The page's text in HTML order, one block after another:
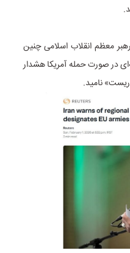
معظم انقلاب اسلامی چنین
در صورت حمله آمریکا هشدار
نامید.